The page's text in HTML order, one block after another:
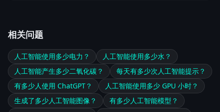
相关问题
人工智能使用多少电力？
人工智能使用多少水？
人工智能产生多少二氧化碳？
每天有多少次人工智能提示？
有多少人使用 ChatGPT？
人工智能使用多少 GPU 小时？
生成了多少人工智能图像？
有多少人工智能模型？